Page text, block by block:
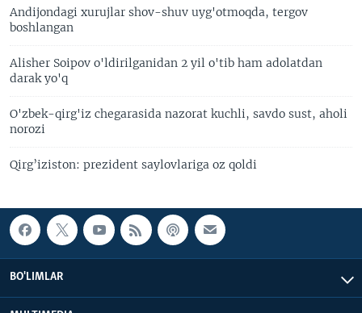
Andijondagi xurujlar shov-shuv uyg'otmoqda, tergov
boshlangan
Alisher Soipov o'ldirilganidan 2 yil o'tib ham adolatdan
darak yo'q
O'zbek-qirg'iz chegarasida nazorat kuchli, savdo sust, aholi
norozi
Qirg’iziston: prezident saylovlariga oz qoldi
BO'LIMLAR